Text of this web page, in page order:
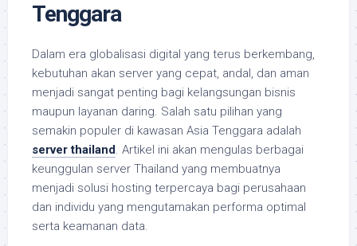
Tenggara
Dalam era globalisasi digital yang terus berkembang,
kebutuhan akan server yang cepat, andal, dan aman
menjadi sangat penting bagi kelangsungan bisnis
maupun layanan daring. Salah satu pilihan yang
semakin populer di kawasan Asia Tenggara adalah
server thailand. Artikel ini akan mengulas berbagai
keunggulan server Thailand yang membuatnya
menjadi solusi hosting terpercaya bagi perusahaan
dan individu yang mengutamakan performa optimal
serta keamanan data.